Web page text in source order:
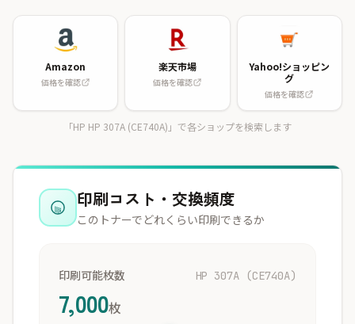
Amazon
価格を確認
楽天市場
価格を確認
Yahoo!ショッピン
グ
価格を確認
「HP HP 307A (CE740A)」で各ショップを検索します
印刷コスト・交換頻度
このトナーでどれくらい印刷できるか
印刷可能枚数
7,000枚
HP 307A (CE740A)